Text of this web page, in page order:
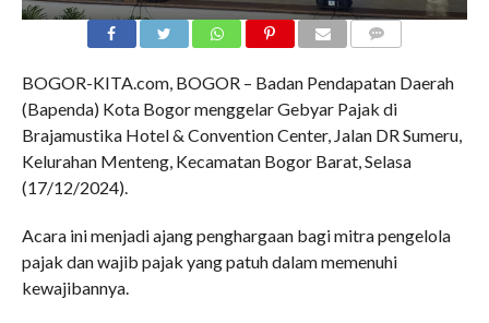
BOGOR-KITA.com, BOGOR – Badan Pendapatan Daerah
(Bapenda) Kota Bogor menggelar Gebyar Pajak di
Brajamustika Hotel & Convention Center, Jalan DR Sumeru,
Kelurahan Menteng, Kecamatan Bogor Barat, Selasa
(17/12/2024).
Acara ini menjadi ajang penghargaan bagi mitra pengelola
pajak dan wajib pajak yang patuh dalam memenuhi
kewajibannya.